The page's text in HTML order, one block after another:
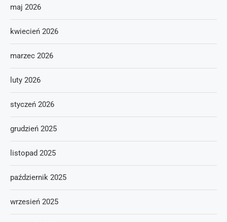
maj 2026
kwiecień 2026
marzec 2026
luty 2026
styczeń 2026
grudzień 2025
listopad 2025
październik 2025
wrzesień 2025